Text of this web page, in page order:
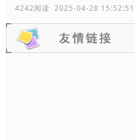
4242阅读 2025-04-28 15:52:51